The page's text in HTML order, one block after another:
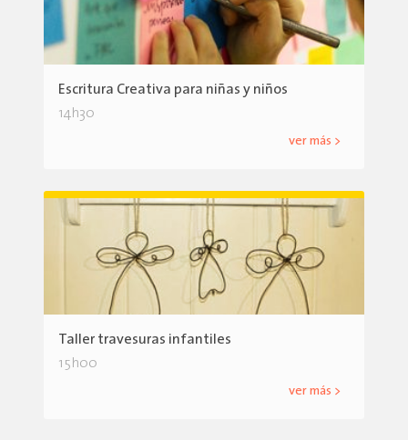
Escritura Creativa para niñas y niños
14h30
ver más >
Taller travesuras infantiles
15h00
ver más >